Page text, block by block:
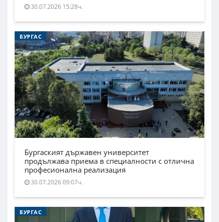
30.07.2026 15:28ч.
БУРГАС
Бургаският държавен университет
продължава приема в специалности с отлична
професионална реализация
30.07.2026 09:07ч.
БУРГАС